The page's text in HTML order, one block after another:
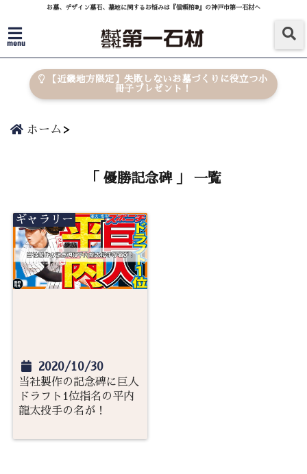
お墓、デザイン墓石、墓地に関するお悩みは『信頼棺®』の神戸市第一石材へ
menu
【近畿地方限定】失敗しないお墓づくりに役立つ小
冊子プレゼント！
ホーム
「 優勝記念碑 」 一覧
ギャラリー
2020/10/30
当社製作の記念碑に巨人
ドラフト1位指名の平内
龍太投手の名が！